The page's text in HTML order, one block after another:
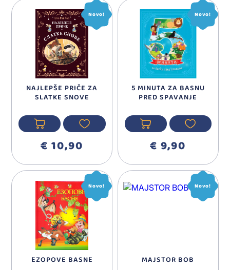
Novo!
NAJLEPŠE PRIČE ZA
SLATKE SNOVE
€ 10,90
Novo!
5 MINUTA ZA BASNU
PRED SPAVANJE
€ 9,90
Novo!
EZOPOVE BASNE
Novo!
MAJSTOR BOB